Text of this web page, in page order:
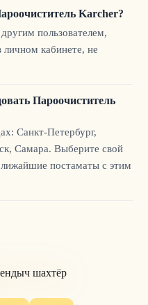
Karcher?
пользователем,
кабинете, не
Пароочиститель
Санкт-Петербург,
Самара. Выберите свой
постаматы с этим